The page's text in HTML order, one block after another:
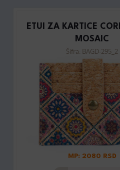
ETUI ZA KARTICE
MOSAIC
Šifra: BAGD-295_2
MP: 2080 RSD